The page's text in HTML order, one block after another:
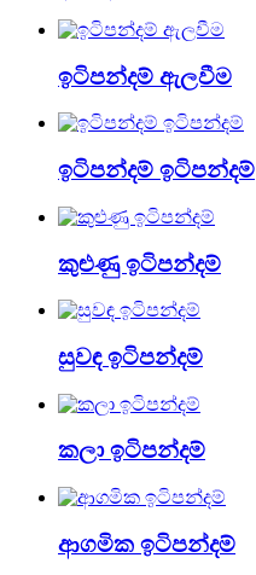
ඉටිපන්දම් ඇලවීම
ඉටිපන්දම් ඉටිපන්දම්
කුළුණු ඉටිපන්දම්
සුවඳ ඉටිපන්දම්
කලා ඉටිපන්දම්
ආගමික ඉටිපන්දම්